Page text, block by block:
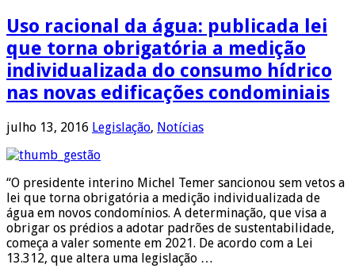
Uso racional da água: publicada lei
que torna obrigatória a medição
individualizada do consumo hídrico
nas novas edificações condominiais
julho 13, 2016 Legislação, Notícias
“O presidente interino Michel Temer sancionou sem vetos a
lei que torna obrigatória a medição individualizada de
água em novos condomínios. A determinação, que visa a
obrigar os prédios a adotar padrões de sustentabilidade,
começa a valer somente em 2021. De acordo com a Lei
13.312, que altera uma legislação …